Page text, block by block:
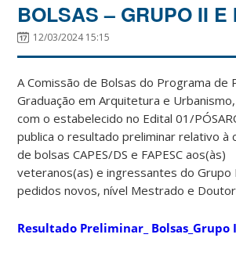
BOLSAS – GRUPO II E
12/03/2024 15:15
A Comissão de Bolsas do Programa de
Graduação em Arquitetura e
com o estabelecido no Edital 01/
publica o resultado preliminar relativo à
de bolsas CAPES/DS e FAPESC aos(às)
veteranos(as) e ingressantes do Grupo
pedidos novos, nível Mestrado e
Resultado Preliminar_ Bolsas_Grupo